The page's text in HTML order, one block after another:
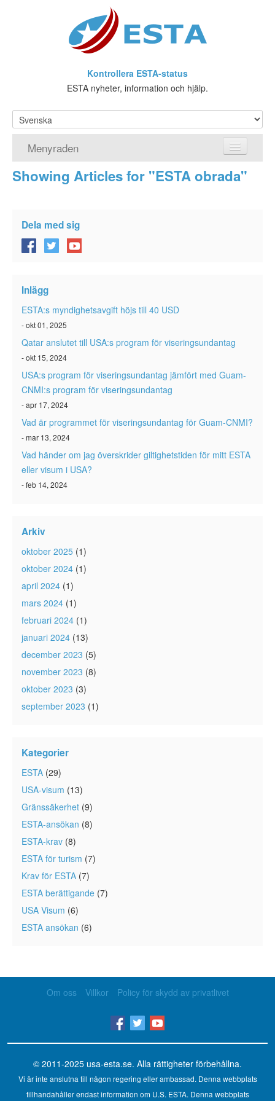
Kontrollera ESTA-status
ESTA nyheter, information och hjälp.
Menyraden
Hemsida
Vad är ESTA?
Viseringsundantag
ESTA Artiklar
Kontakta
Showing Articles for "ESTA obrada"
Dela med sig
Inlägg
ESTA:s myndighetsavgift höjs till 40 USD
- okt 01, 2025
Qatar anslutet till USA:s program för viseringsundantag
- okt 15, 2024
USA:s program för viseringsundantag jämfört med Guam-
CNMI:s program för viseringsundantag
- apr 17, 2024
Vad är programmet för viseringsundantag för Guam-CNMI?
- mar 13, 2024
Vad händer om jag överskrider giltighetstiden för mitt ESTA
eller visum i USA?
- feb 14, 2024
Arkiv
oktober 2025 (1)
oktober 2024 (1)
april 2024 (1)
mars 2024 (1)
februari 2024 (1)
januari 2024 (13)
december 2023 (5)
november 2023 (8)
oktober 2023 (3)
september 2023 (1)
Kategorier
ESTA (29)
USA-visum (13)
Gränssäkerhet (9)
ESTA-ansökan (8)
ESTA-krav (8)
ESTA för turism (7)
Krav för ESTA (7)
ESTA berättigande (7)
USA Visum (6)
ESTA ansökan (6)
Om oss Villkor Policy för skydd av privatlivet
© 2011-2025 usa-esta.se. Alla rättigheter förbehållna.
Vi är inte anslutna till någon regering eller ambassad. Denna webbplats
tillhandahåller endast information om U.S. ESTA. Denna webbplats